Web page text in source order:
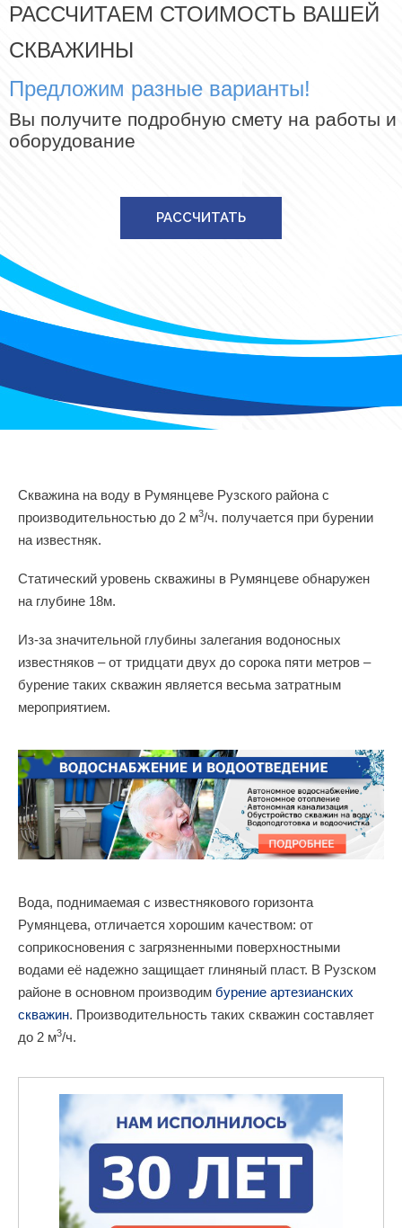
РАССЧИТАЕМ СТОИМОСТЬ ВАШЕЙ
СКВАЖИНЫ
Предложим разные варианты!
Вы получите подробную смету на работы и
оборудование
РАССЧИТАТЬ
Скважина на воду в Румянцеве Рузского района с
производительностью до 2 м3/ч. получается при бурении
на известняк.
Статический уровень скважины в Румянцеве обнаружен
на глубине 18м.
Из-за значительной глубины залегания водоносных
известняков – от тридцати двух до сорока пяти метров –
бурение таких скважин является весьма затратным
мероприятием.
Вода, поднимаемая с известнякового горизонта
Румянцева, отличается хорошим качеством: от
соприкосновения с загрязненными поверхностными
водами её надежно защищает глиняный пласт. В Рузском
районе в основном производим бурение артезианских
скважин. Производительность таких скважин составляет
до 2 м3/ч.